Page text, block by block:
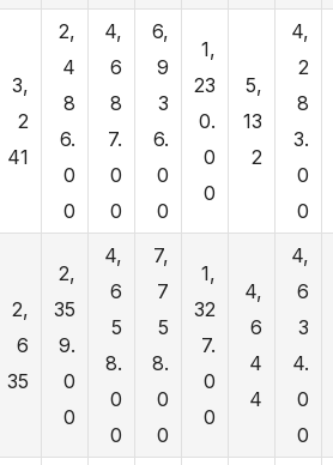
3,
2
41
2,
4
8
6.
0
0
4,
6
8
7.
0
0
6,
9
3
6.
0
0
1,
23
0.
0
0
5,
13
2
4,
2
8
3.
0
0
2,
6
35
2,
35
9.
0
0
4,
6
5
8.
0
0
7,
7
5
8.
0
0
1,
32
7.
0
0
4,
6
4
4
4,
6
3
4.
0
0